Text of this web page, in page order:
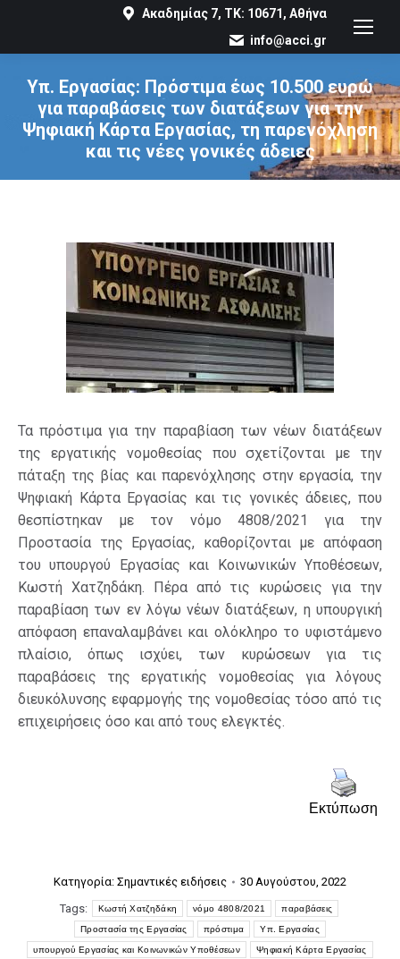
Ακαδημίας 7, ΤΚ: 10671, Αθήνα
info@acci.gr
Υπ. Εργασίας: Πρόστιμα έως 10.500 ευρώ
για παραβάσεις των διατάξεων για την
Ψηφιακή Κάρτα Εργασίας, τη παρενόχληση
και τις νέες γονικές άδειες
You are here:
Τα πρόστιμα για την παραβίαση των νέων διατάξεων
της εργατικής νομοθεσίας που σχετίζονται με την
πάταξη της βίας και παρενόχλησης στην εργασία, την
Ψηφιακή Κάρτα Εργασίας και τις γονικές άδειες, που
θεσπίστηκαν με τον νόμο 4808/2021 για την
Προστασία της Εργασίας, καθορίζονται με απόφαση
του υπουργού Εργασίας και Κοινωνικών Υποθέσεων,
Κωστή Χατζηδάκη. Πέρα από τις κυρώσεις για την
παραβίαση των εν λόγω νέων διατάξεων, η υπουργική
απόφαση επαναλαμβάνει και ολόκληρο το υφιστάμενο
πλαίσιο, όπως ισχύει, των κυρώσεων για τις
παραβάσεις της εργατικής νομοθεσίας για λόγους
διευκόλυνσης εφαρμογής της νομοθεσίας τόσο από τις
επιχειρήσεις όσο και από τους ελεγκτές.
Εκτύπωση
Κατηγορία: Σημαντικές ειδήσεις
30 Αυγούστου, 2022
Tags:
Κωστή Χατζηδάκη νόμο 4808/2021 παραβάσεις
Προστασία της Εργασίας πρόστιμα Υπ. Εργασίας
υπουργού Εργασίας και Κοινωνικών Υποθέσεων Ψηφιακή Κάρτα Εργασίας